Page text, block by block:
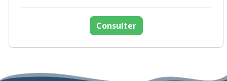
Consulter